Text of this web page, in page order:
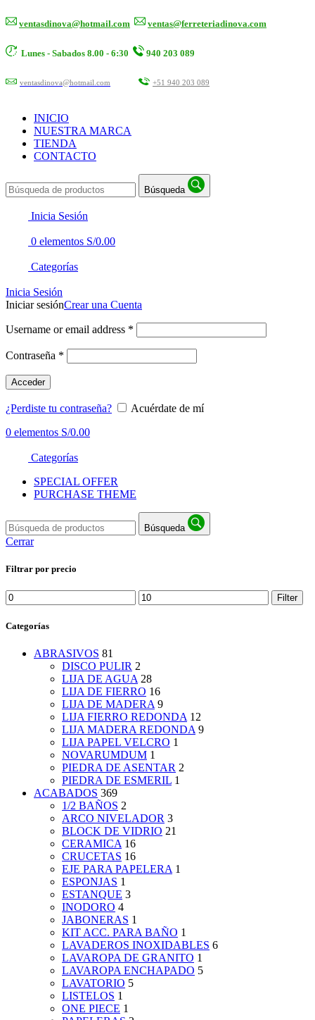
ventasdinova@hotmail.com ventas@ferreteriadinova.com
Lunes - Sabados 8.00 - 6:30 940 203 089
ventasdinova@hotmail.com +51 940 203 089
INICIO
NUESTRA MARCA
TIENDA
CONTACTO
Búsqueda
Inicia Sesión
0 elementos S/0.00
Categorías
Inicia Sesión
Iniciar sesiónCrear una Cuenta
Username or email address *
Contraseña *
Acceder
¿Perdiste tu contraseña?
Acuérdate de mí
0 elementos S/0.00
Categorías
SPECIAL OFFER
PURCHASE THEME
Búsqueda
Cerrar
Filtrar por precio
Min
price
Max
price
Filter
Categorías
ABRASIVOS 81
DISCO PULIR 2
LIJA DE AGUA 28
LIJA DE FIERRO 16
LIJA DE MADERA 9
LIJA FIERRO REDONDA 12
LIJA MADERA REDONDA 9
LIJA PAPEL VELCRO 1
NOVARUMDUM 1
PIEDRA DE ASENTAR 2
PIEDRA DE ESMERIL 1
ACABADOS 369
1/2 BAÑOS 2
ARCO NIVELADOR 3
BLOCK DE VIDRIO 21
CERAMICA 16
CRUCETAS 16
EJE PARA PAPELERA 1
ESPONJAS 1
ESTANQUE 3
INODORO 4
JABONERAS 1
KIT ACC. PARA BAÑO 1
LAVADEROS INOXIDABLES 6
LAVAROPA DE GRANITO 1
LAVAROPA ENCHAPADO 5
LAVATORIO 5
LISTELOS 1
ONE PIECE 1